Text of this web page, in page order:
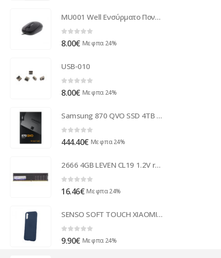
MU001 Well Ενσύρματο Ποντίκι 3D USB μαύρο 800dp MOUSE-USB-MU001BK-WL
0out of 5
8.00€ Με φπα 24%
USB-010
0out of 5
8.00€ Με φπα 24%
Samsung 870 QVO SSD 4TB SATA Intern 2.5 MZ-77Q4T0BW
0out of 5
444.40€ Με φπα 24%
2666 4GB LEVEN CL19 1.2V retail JR4U2666172408-4M
0 out of 5
16.46€ Με φπα 24%
SENSO SOFT TOUCH XIAOMI REDMI NOTE 8T blue backcover
0 out of 5
9.90€ Με φπα 24%